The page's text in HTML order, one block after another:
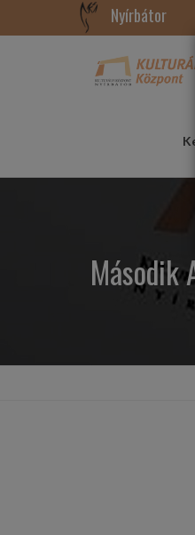
Nyírbátor
Második